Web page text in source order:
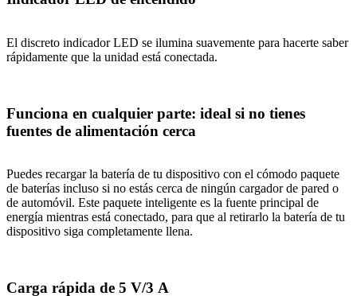
El discreto indicador LED se ilumina suavemente para hacerte saber
rápidamente que la unidad está conectada.
Funciona en cualquier parte: ideal si no tienes
fuentes de alimentación cerca
Puedes recargar la batería de tu dispositivo con el cómodo paquete
de baterías incluso si no estás cerca de ningún cargador de pared o
de automóvil. Este paquete inteligente es la fuente principal de
energía mientras está conectado, para que al retirarlo la batería de tu
dispositivo siga completamente llena.
Carga rápida de 5 V/3 A